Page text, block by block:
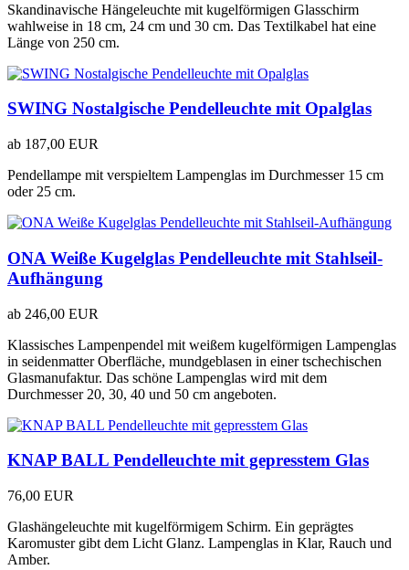
Skandinavische Hängeleuchte mit kugelförmigen Glasschirm
wahlweise in 18 cm, 24 cm und 30 cm. Das Textilkabel hat eine
Länge von 250 cm.
SWING Nostalgische Pendelleuchte mit Opalglas
ab 187,00 EUR
Pendellampe mit verspieltem Lampenglas im Durchmesser 15 cm
oder 25 cm.
ONA Weiße Kugelglas Pendelleuchte mit Stahlseil-
Aufhängung
ab 246,00 EUR
Klassisches Lampenpendel mit weißem kugelförmigen Lampenglas
in seidenmatter Oberfläche, mundgeblasen in einer tschechischen
Glasmanufaktur. Das schöne Lampenglas wird mit dem
Durchmesser 20, 30, 40 und 50 cm angeboten.
KNAP BALL Pendelleuchte mit gepresstem Glas
76,00 EUR
Glashängeleuchte mit kugelförmigem Schirm. Ein geprägtes
Karomuster gibt dem Licht Glanz. Lampenglas in Klar, Rauch und
Amber.